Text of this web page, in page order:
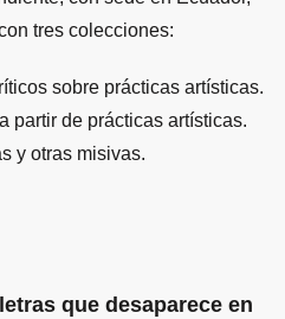
tres colecciones:
sobre prácticas artísticas.
partir de prácticas artísticas.
y otras misivas.
que desaparece en